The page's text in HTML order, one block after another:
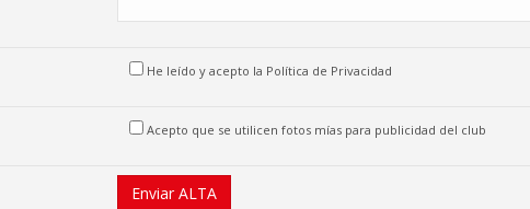
He leído y acepto la Política de Privacidad
Acepto que se utilicen fotos mías para publicidad del club